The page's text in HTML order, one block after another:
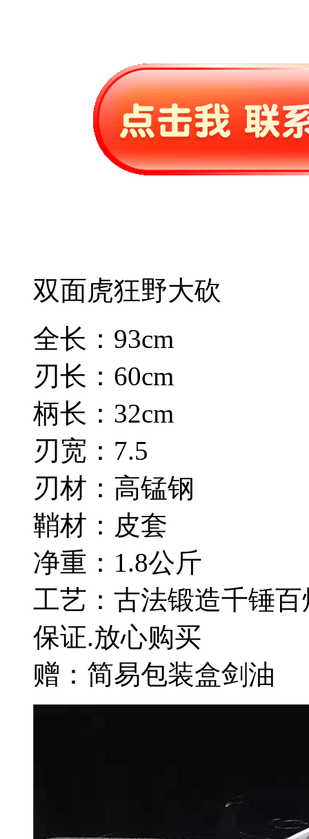
双面虎狂野大砍
全长：93cm
刃长：60cm
柄长：32cm
刃宽：7.5
刃材：高锰钢
鞘材：皮套
净重：1.8公斤
工艺：古法锻造千锤
保证.放心购买
赠：简易包装盒剑油